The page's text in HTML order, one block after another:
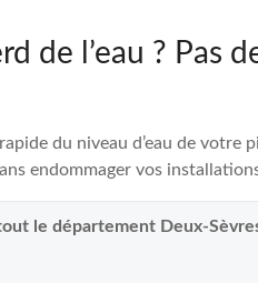
de l’eau ? Pas
du niveau d’eau de
endommager vos
le département Deux-